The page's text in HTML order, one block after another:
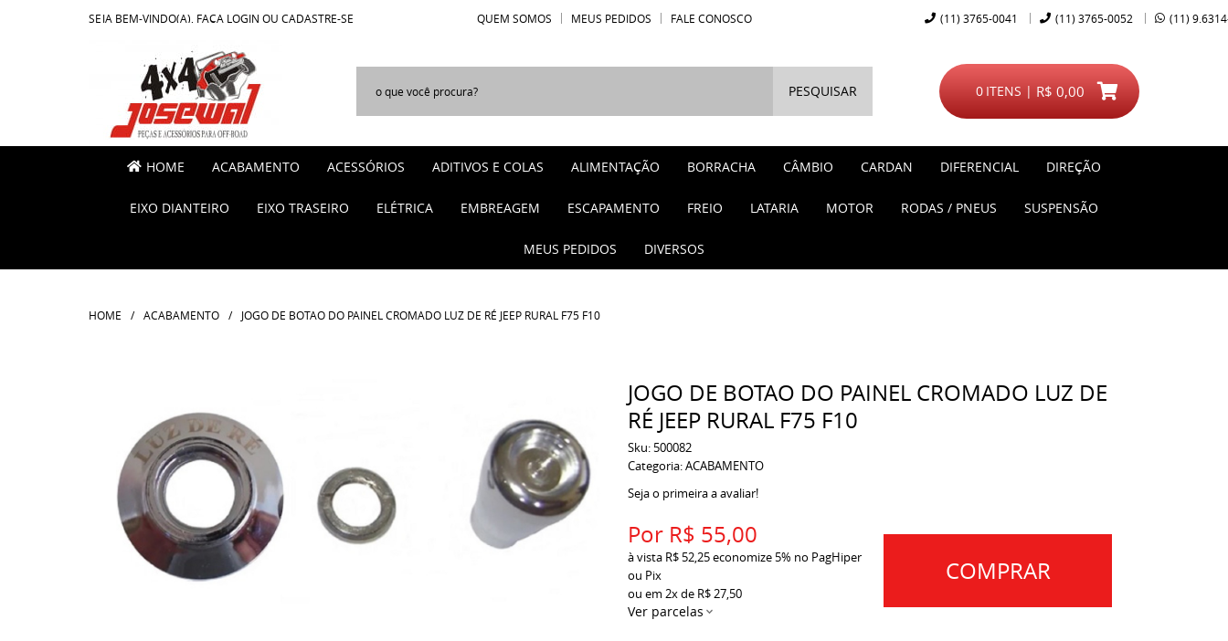
SEJA BEM-VINDO(A), FAÇA LOGIN OU CADASTRE-SE QUEM SOMOS MEUS PEDIDOS FALE CONOSCO (11) 3765-0041 (11) 3765-0052 (11)
PESQUISAR ITENS
0 R$ 0,00
HOME ACABAMENTO ACESSÓRIOS ADITIVOS E COLAS ALIMENTAÇÃO BORRACHA CÂMBIO CARDAN DIFERENCIAL DIREÇÃO
EIXO DIANTEIRO EIXO TRASEIRO ELÉTRICA EMBREAGEM ESCAPAMENTO FREIO LATARIA MOTOR RODAS / PNEUS SUSPENSÃO
MEUS PEDIDOS DIVERSOS
HOME ACABAMENTO JOGO DE BOTAO DO PAINEL CROMADO LUZ DE RÉ JEEP RURAL F75 F10
JOGO DE BOTAO DO PAINEL CROMADO LUZ DE
RÉ JEEP RURAL F75 F10
Sku: 500082
Categoria:ACABAMENTO
Seja o primeira a avaliar!
Por R$ 55,00
à vista R$ 52,25economize 5% no PagHiper
ou Pix
ou em 2xde R$ 27,50
Ver parcelas
COMPRAR